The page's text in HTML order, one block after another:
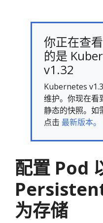
你正在查
的是
v1.32
Kubernetes
维护。你现在看
静态的快照。如
点击 最新版本。
配置 Pod
为存储